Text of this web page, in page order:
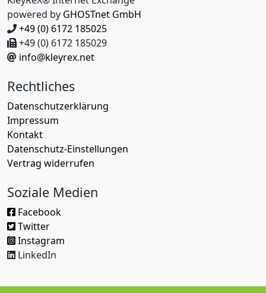
powered by GHOSTnet GmbH
+49 (0) 6172 185025
+49 (0) 6172 185029
info@kleyrex.net
Rechtliches
Datenschutzerklärung
Impressum
Kontakt
Datenschutz-Einstellungen
Vertrag widerrufen
Soziale Medien
Facebook
Twitter
Instagram
LinkedIn